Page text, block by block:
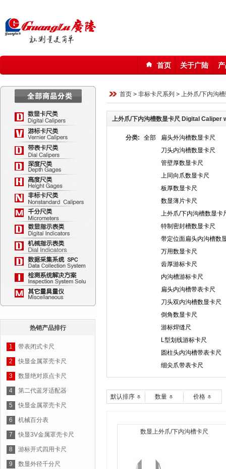
首页 关于广陆
热销产品排行
1 带表闭式卡尺
2 快显金属罩壳卡尺
3 数显绝对原点卡尺
4 第二代蓝牙适配器
5 快显金属罩壳卡尺
6 机械百分表
7 快显3V金属罩壳卡尺
8 游标开式四用卡尺
9 数显外径千分尺
首页 > 非标卡尺系列 > 上外爪/下内沟
上外爪/下内沟槽数显卡尺 Digital
分类: 全部
扁头外沟槽数显卡尺
刀头内沟槽数显卡尺
管壁厚数显卡尺
上同向爪数显卡尺
板厚数显卡尺
数显薄片卡尺
上外爪/下内沟槽数显卡
特制密封槽数显卡尺
带定位面扁头内沟槽数
万用数显卡尺
齿厚游标卡尺
内沟槽游标卡尺
扁头内沟槽带表卡尺
刀头双内沟槽数显卡尺
倒角数显卡尺
游标焊缝尺
L型划线游标卡尺
圆柱头内沟槽带表卡尺
细尖爪带表卡尺
默认排序 数量 价格
数显上外爪/下内沟槽卡尺